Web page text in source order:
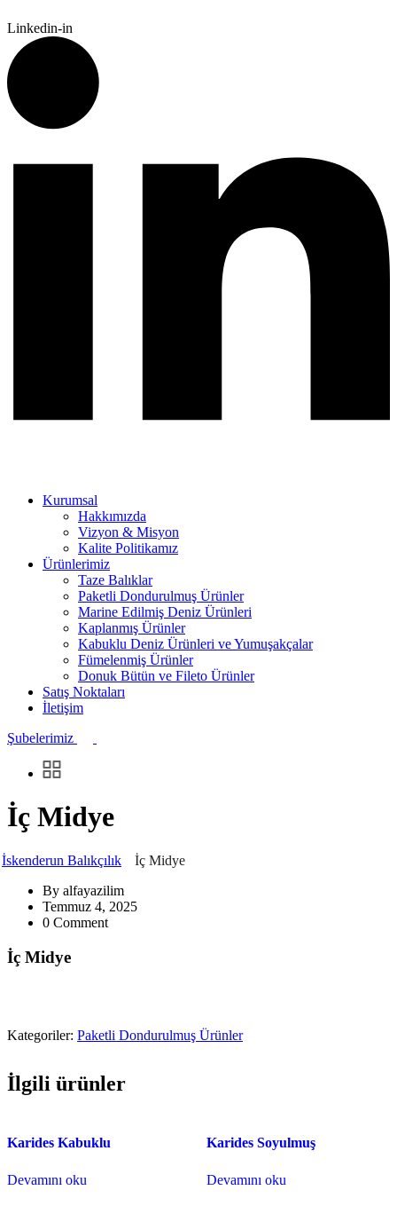
Linkedin-in
Kurumsal
Hakkımızda
Vizyon & Misyon
Kalite Politikamız
Ürünlerimiz
Taze Balıklar
Paketli Dondurulmuş Ürünler
Marine Edilmiş Deniz Ürünleri
Kaplanmış Ürünler
Kabuklu Deniz Ürünleri ve Yumuşakçalar
Fümelenmiş Ürünler
Donuk Bütün ve Fileto Ürünler
Satış Noktaları
İletişim
Şubelerimiz
İç Midye
İskenderun Balıkçılık
İç Midye
By alfayazilim
Temmuz 4, 2025
0 Comment
İç Midye
Kategoriler: Paketli Dondurulmuş Ürünler
İlgili ürünler
Karides Kabuklu
Devamını oku
Karides Soyulmuş
Devamını oku